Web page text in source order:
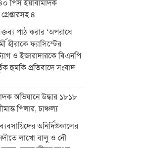
৪
পাঠ করার ‘অপরাধে
হীরাকে ফ্যাসিস্টের
ও ইজারাদারকে বিএনপি
হুমকি প্রতিবাদে সংবাদ
অভিযানে উদ্ধার ১৮১৮
পিলার, চাঞ্চল্য
অনির্দিষ্টকালের
লাখো বালু ও নৌ